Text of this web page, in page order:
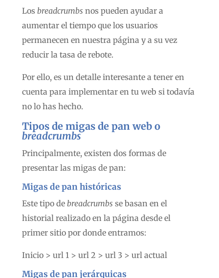
Los breadcrumbs nos pueden ayudar a
aumentar el tiempo que los usuarios
permanecen en nuestra página y a su vez
reducir la tasa de rebote.
Por ello, es un detalle interesante a tener en
cuenta para implementar en tu web si todavía
no lo has hecho.
Tipos de migas de pan web o
breadcrumbs
Principalmente, existen dos formas de
presentar las migas de pan:
Migas de pan históricas
Este tipo de breadcrumbs se basan en el
historial realizado en la página desde el
primer sitio por donde entramos:
Inicio > url 1 > url 2 > url 3 > url actual
Migas de pan jerárquicas